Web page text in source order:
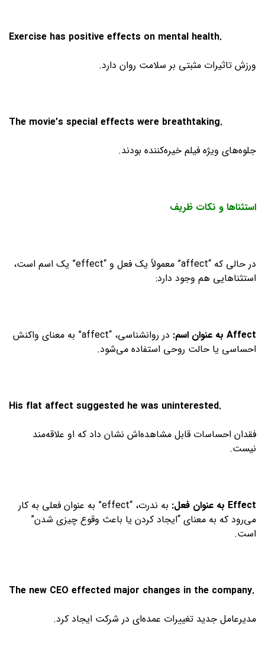
Exercise has positive effects on mental health.
ورزش تاثیرات مثبتی بر سلامت روان دارد.
The movie’s special effects were breathtaking.
جلوه‌های ویژه فیلم خیره‌کننده بودند.
استثناها و نکات ظریف
در حالی که “affect” معمولاً یک فعل و “effect” یک اسم است،
استثناهایی هم وجود دارد:
Affect به عنوان اسم:
در روانشناسی، “affect” به معنای واکنش
احساسی یا حالت روحی استفاده می‌شود.
His flat affect suggested he was uninterested.
فقدان احساسات قابل مشاهده‌اش نشان داد که او علاقه‌مند
نیست.
Effect به عنوان فعل:
به ندرت، “effect” به عنوان فعلی به کار
می‌رود که به معنای “ایجاد کردن یا باعث وقوع چیزی شدن”
است.
The new CEO effected major changes in the company.
مدیرعامل جدید تغییرات عمده‌ای در شرکت ایجاد کرد.